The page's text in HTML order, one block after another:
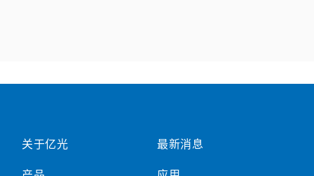
关于亿光 最新消息